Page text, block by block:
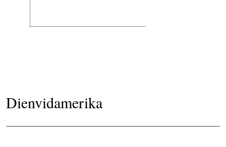
Dienvidamerika